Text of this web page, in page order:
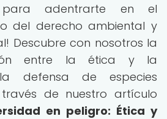
adentrarte en el
del derecho ambiental y
Descubre con nosotros la
entre la ética y la
defensa de especies
de nuestro artículo
en peligro: Ética y